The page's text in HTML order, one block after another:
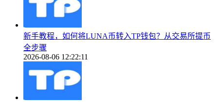
新手教程，如何将LUNA币转入TP钱包？从交易所提币
全步骤
2026-08-06 12:22:11